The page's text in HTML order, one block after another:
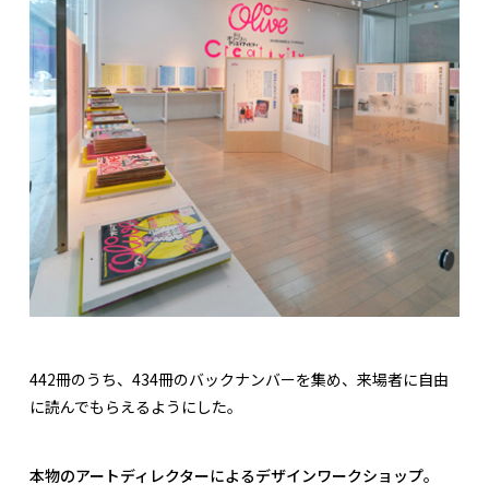
442冊のうち、434冊のバックナンバーを集め、来場者に自由
に読んでもらえるようにした。
本物のアートディレクターによるデザインワークショップ。